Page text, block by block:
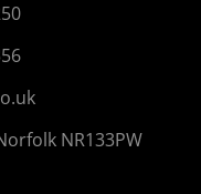
NR133PW